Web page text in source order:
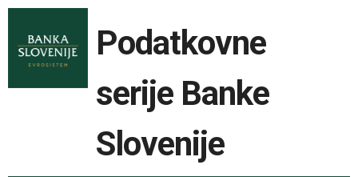
Podatkovne
serije Banke
Slovenije